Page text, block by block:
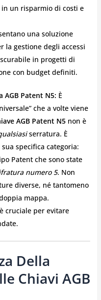
un risparmio di costi e
una soluzione
la gestione degli accessi
in progetti di
con budget definiti.
AGB Patent N5: È
che a volte viene
AGB Patent N5non è
serratura. È
specifica categoria:
Patent che sono state
numero 5. Non
diverse, né tantomeno
mappa.
cruciale per evitare
Della
Chiavi AGB